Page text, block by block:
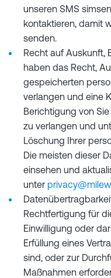
unseren SMS
kontaktieren, damit
senden.
Recht auf Auskunft,
haben das Recht,
gespeicherten
verlangen und eine
Berichtigung von
zu verlangen und
Löschung Ihrer
Die meisten dieser
einsehen und
unter
Rechtfertigung für
Einwilligung oder
Erfüllung eines
sind, oder zur
Maßnahmen